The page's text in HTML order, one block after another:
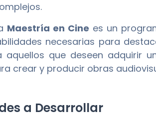
Maestría en Cine es un
necesarias para
aquellos que deseen adquirir
crear y producir obras
a Desarrollar